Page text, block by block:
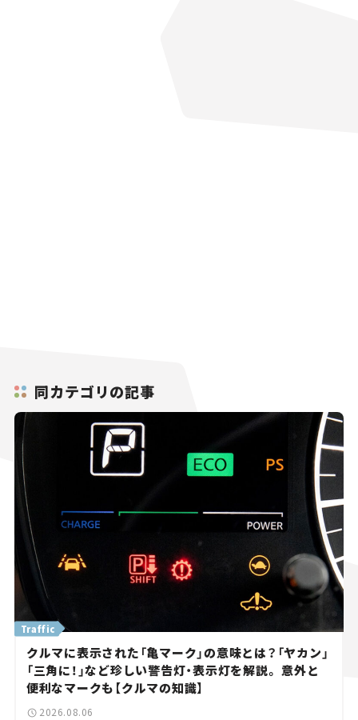
同カテゴリの記事
クルマに表示された「亀マーク」の意味とは？「ヤカン」
「三角に！」など珍しい警告灯・表示灯を解説。 意外と
便利なマークも【クルマの知識】
Traffic
2026.08.06